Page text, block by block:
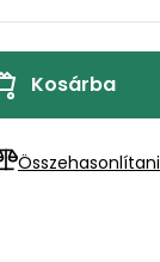
Kosárba
Összehasonlítani